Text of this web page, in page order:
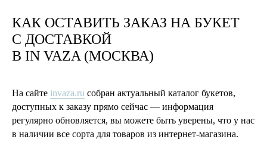
КАК ОСТАВИТЬ ЗАКАЗ НА БУКЕТ
С ДОСТАВКОЙ
В IN VAZA (МОСКВА)
На сайте invaza.ru собран актуальный каталог букетов,
доступных к заказу прямо сейчас — информация
регулярно обновляется, вы можете быть уверены, что у нас
в наличии все сорта для товаров из интернет-магазина.